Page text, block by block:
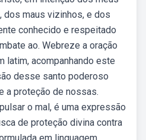
maus vizinhos, e dos
conhecido e respeitado
ao. Webreze a oração
latim, acompanhando este
desse santo poderoso
a proteção de nossas.
o mal, é uma expressão
de proteção divina contra